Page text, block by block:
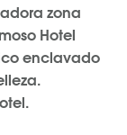
zona
Hotel
enclavado